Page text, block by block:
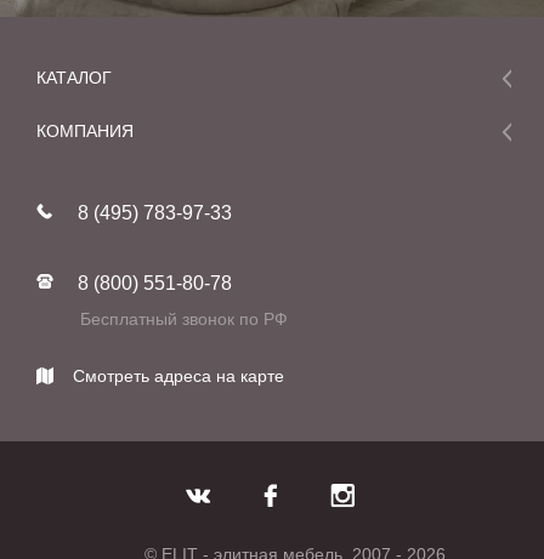
КАТАЛОГ
Мебель
Фабрики
КОМПАНИЯ
Реставрация
Контакты
8 (495) 783-97-33
8 (800) 551-80-78
Бесплатный звонок по РФ
Смотреть адреса на карте
© ELIT - элитная мебель, 2007 - 2026